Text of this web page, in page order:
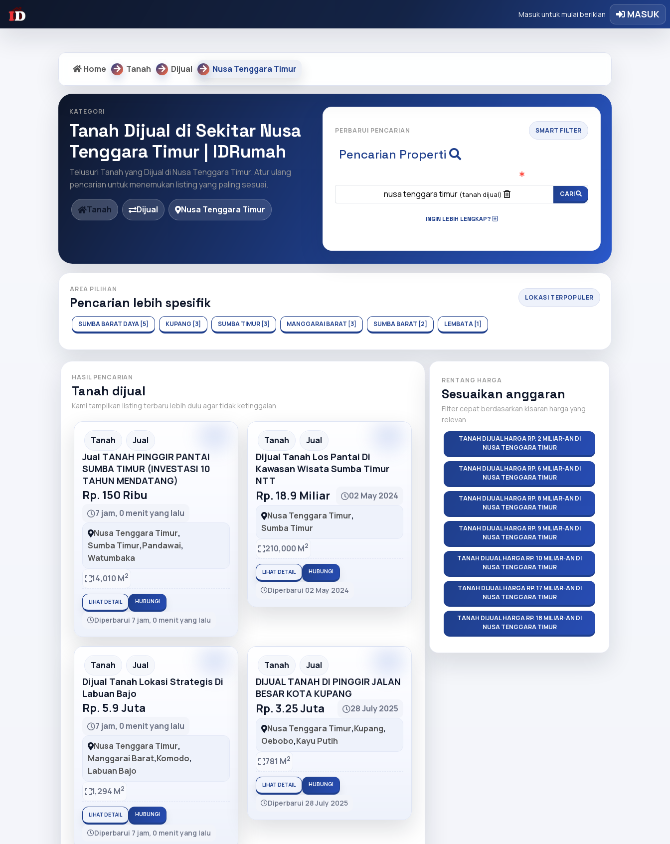
Warning: Undefined array key "regency" in /home/idrumah/public_html/core/core.php on line 9328
Masuk untuk mulai beriklan MASUK
Home Tanah Dijual Nusa Tenggara Timur
KATEGORI
Tanah Dijual di Sekitar Nusa
Tenggara Timur | IDRumah
Telusuri Tanah yang Dijual di Nusa Tenggara Timur. Atur ulang
pencarian untuk menemukan listing yang paling sesuai.
Tanah Dijual Nusa Tenggara Timur
PERBARUI PENCARIAN SMART FILTER
Pencarian Properti
nusa tenggara timur (tanah dijual) CARI
INGIN LEBIH LENGKAP?
AREA PILIHAN
Pencarian lebih spesifik LOKASI TERPOPULER
SUMBA BARAT DAYA [5] KUPANG [3] SUMBA TIMUR [3] MANGGARAI BARAT [3] SUMBA BARAT [2] LEMBATA [1]
HASIL PENCARIAN
Tanah dijual
Kami tampilkan listing terbaru lebih dulu agar tidak ketinggalan.
Recommended
Tanah Jual
Jual TANAH PINGGIR PANTAI
SUMBA TIMUR (INVESTASI 10
TAHUN MENDATANG)
Rp. 150 Ribu
7 jam, 0 menit yang lalu
Nusa Tenggara Timur,
Sumba Timur,Pandawai,
Watumbaka
14,010 M2
LIHAT DETAIL HUBUNGI
Diperbarui 7 jam, 0 menit yang lalu
Recommended
Tanah Jual
Dijual Tanah Los Pantai Di
Kawasan Wisata Sumba Timur
NTT
Rp. 18.9 Miliar
02 May 2024
Nusa Tenggara Timur,
Sumba Timur
210,000 M2
LIHAT DETAIL HUBUNGI
Diperbarui 02 May 2024
Recommended
Tanah Jual
Dijual Tanah Lokasi Strategis Di
Labuan Bajo
Rp. 5.9 Juta
7 jam, 0 menit yang lalu
Nusa Tenggara Timur,
Manggarai Barat,Komodo,
Labuan Bajo
1,294 M2
LIHAT DETAIL HUBUNGI
Diperbarui 7 jam, 0 menit yang lalu
Recommended
Tanah Jual
DIJUAL TANAH DI PINGGIR JALAN
BESAR KOTA KUPANG
Rp. 3.25 Juta
28 July 2025
Nusa Tenggara Timur,Kupang,
Oebobo,Kayu Putih
781 M2
LIHAT DETAIL HUBUNGI
Diperbarui 28 July 2025
RENTANG HARGA
Sesuaikan anggaran
Filter cepat berdasarkan kisaran harga yang
relevan.
TANAH DIJUAL HARGA RP. 2 MILIAR-AN DI
NUSA TENGGARA TIMUR
TANAH DIJUAL HARGA RP. 6 MILIAR-AN DI
NUSA TENGGARA TIMUR
TANAH DIJUAL HARGA RP. 8 MILIAR-AN DI
NUSA TENGGARA TIMUR
TANAH DIJUAL HARGA RP. 9 MILIAR-AN DI
NUSA TENGGARA TIMUR
TANAH DIJUAL HARGA RP. 10 MILIAR-AN DI
NUSA TENGGARA TIMUR
TANAH DIJUAL HARGA RP. 17 MILIAR-AN DI
NUSA TENGGARA TIMUR
TANAH DIJUAL HARGA RP. 18 MILIAR-AN DI
NUSA TENGGARA TIMUR